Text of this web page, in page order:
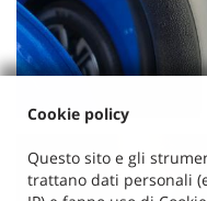
Cookie policy
Questo sito e gli
trattano dati personali